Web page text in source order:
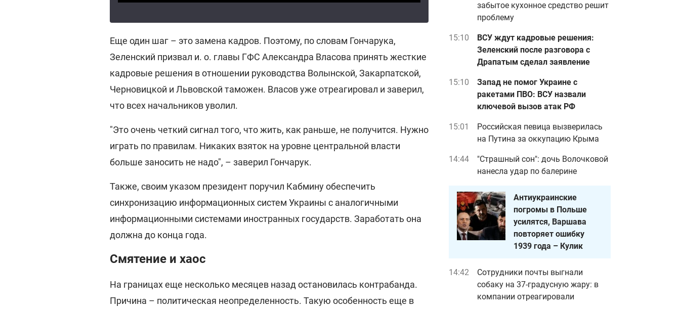
Еще один шаг – это замена кадров. Поэтому, по словам Гончарука,
Зеленский призвал и. о. главы ГФС Александра Власова принять жесткие
кадровые решения в отношении руководства Волынской, Закарпатской,
Черновицкой и Львовской таможен. Власов уже отреагировал и заверил,
что всех начальников уволил.
"Это очень четкий сигнал того, что жить, как раньше, не получится. Нужно
играть по правилам. Никаких взяток на уровне центральной власти
больше заносить не надо", – заверил Гончарук.
Также, своим указом президент поручил Кабмину обеспечить
синхронизацию информационных систем Украины с аналогичными
информационными системами иностранных государств. Заработать она
должна до конца года.
Смятение и хаос
На границах еще несколько месяцев назад остановилась контрабанда.
Причина – политическая неопределенность. Такую особенность еще в
забытое кухонное средство решит
проблему
15:10
ВСУ ждут кадровые решения:
Зеленский после разговора с
Драпатым сделал заявление
15:10
Запад не помог Украине с
ракетами ПВО: ВСУ назвали
ключевой вызов атак РФ
15:01
Российская певица вызверилась
на Путина за оккупацию Крыма
14:44
"Страшный сон": дочь Волочковой
нанесла удар по балерине
Антиукраинские
погромы в Польше
усилятся, Варшава
повторяет ошибку
1939 года – Кулик
14:42
Сотрудники почты выгнали
собаку на 37-градусную жару: в
компании отреагировали